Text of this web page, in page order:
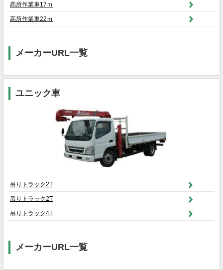
高所作業車17ｍ
高所作業車22ｍ
メーカーURL一覧
ユニック車
吊りトラック2T
吊りトラック2T
吊りトラック4T
メーカーURL一覧